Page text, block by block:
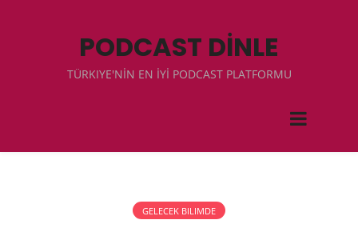
PODCAST DİNLE
TÜRKIYE'NİN EN İYİ PODCAST PLATFORMU
GELECEK BILIMDE